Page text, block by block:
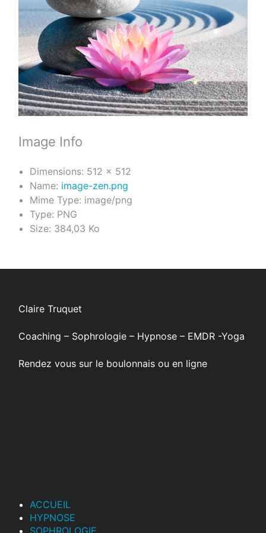
Image Info
Dimensions: 512 × 512
Name: image-zen.png
Mime Type: image/png
Type: PNG
Size: 384,03 Ko
Claire Truquet
Coaching – Sophrologie – Hypnose – EMDR -Yoga
Rendez vous sur le boulonnais ou en ligne
ACCUEIL
HYPNOSE
SOPHROLOGIE